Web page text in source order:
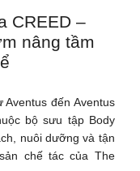
CREED –
nâng tầm
đến Aventus
bộ sưu tập Body
nuôi dưỡng và tận
chế tác của The